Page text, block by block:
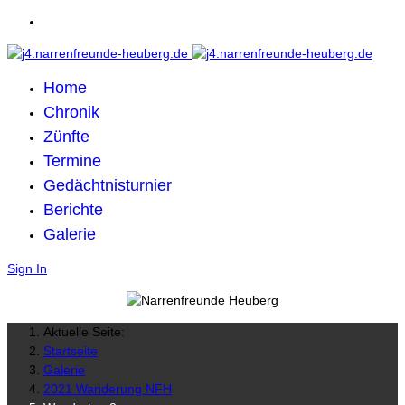
Home
Chronik
Zünfte
Termine
Gedächtnisturnier
Berichte
Galerie
Sign In
Aktuelle Seite:
Startseite
Galerie
2021 Wanderung NFH